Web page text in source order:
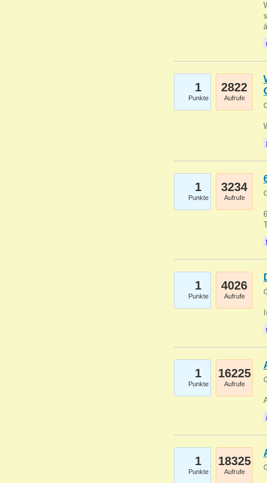
1
Punkte
2822
Aufrufe
1
Punkte
3234
Aufrufe
1
Punkte
4026
Aufrufe
1
Punkte
16225
Aufrufe
1
Punkte
18325
Aufrufe